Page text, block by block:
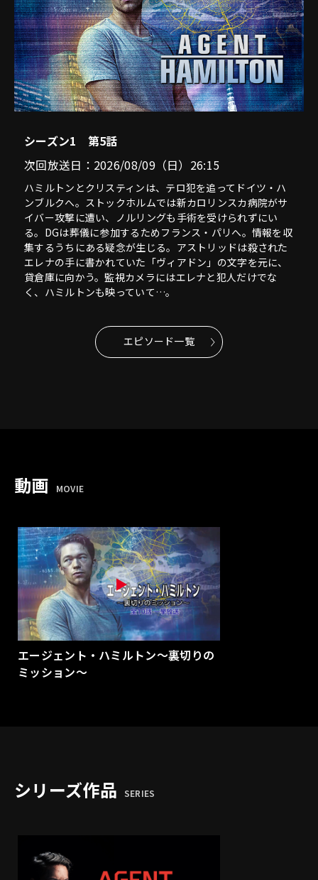
シーズン1 第5話
次回放送日：2026/08/09（日）26:15
ハミルトンとクリスティンは、テロ犯を追ってドイツ・ハ
ンブルクへ。ストックホルムでは新カロリンスカ病院がサ
イバー攻撃に遭い、ノルリングも手術を受けられずにい
る。DGは葬儀に参加するためフランス・パリへ。情報を収
集するうちにある疑念が生じる。アストリッドは殺された
エレナの手に書かれていた「ヴィアドン」の文字を元に、
貸倉庫に向かう。監視カメラにはエレナと犯人だけでな
く、ハミルトンも映っていて…。
エピソード一覧
動画 MOVIE
エージェント・ハミルトン～裏切りの
ミッション～
シリーズ作品 SERIES